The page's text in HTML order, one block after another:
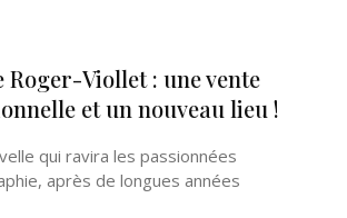
Roger-Viollet : une vente
et un nouveau lieu !
qui ravira les passionnées
après de longues années